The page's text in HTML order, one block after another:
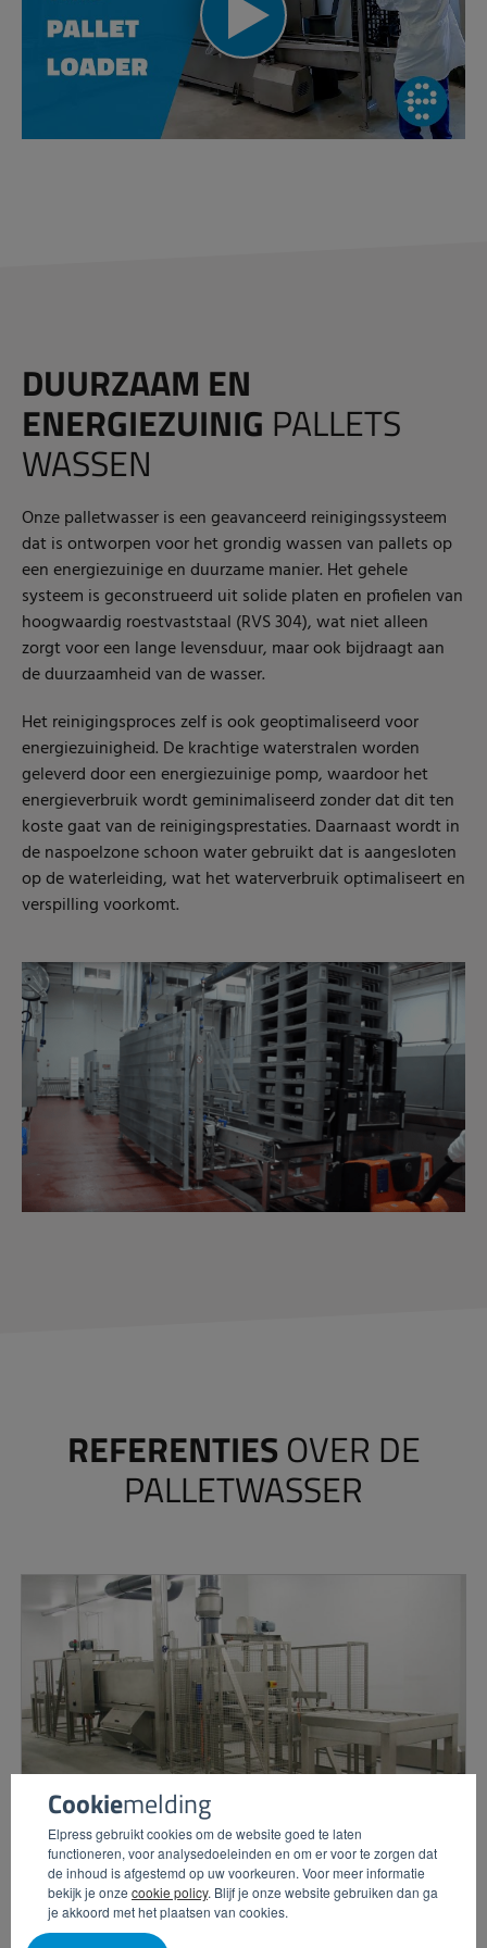
Cookiemelding
Elpress gebruikt cookies om de website goed te laten
functioneren, voor analysedoeleinden en om er voor te zorgen dat
de inhoud is afgestemd op uw voorkeuren. Voor meer informatie
bekijk je onze cookie policy. Blijf je onze website gebruiken dan ga
je akkoord met het plaatsen van cookies.
DUURZAAM EN
ENERGIEZUINIG PALLETS
WASSEN
Onze palletwasser is een geavanceerd reinigingssysteem
dat is ontworpen voor het grondig wassen van pallets op
een energiezuinige en duurzame manier. Het gehele
systeem is geconstrueerd uit solide platen en profielen van
hoogwaardig roestvaststaal (RVS 304), wat niet alleen
zorgt voor een lange levensduur, maar ook bijdraagt aan
de duurzaamheid van de wasser.
Het reinigingsproces zelf is ook geoptimaliseerd voor
energiezuinigheid. De krachtige waterstralen worden
geleverd door een energiezuinige pomp, waardoor het
energieverbruik wordt geminimaliseerd zonder dat dit ten
koste gaat van de reinigingsprestaties. Daarnaast wordt in
de naspoelzone schoon water gebruikt dat is aangesloten
op de waterleiding, wat het waterverbruik optimaliseert en
verspilling voorkomt.
REFERENTIES OVER DE
PALLETWASSER
Edeka Suedwest Fleisch | Elpress
Bekijk de producten die Elpress heeft geïnstalleerd